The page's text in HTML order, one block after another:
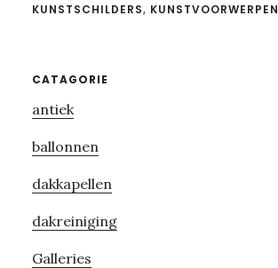
KUNSTSCHILDERS, KUNSTVOORWERPEN
Primary
Sidebar
CATAGORIE
antiek
ballonnen
dakkapellen
dakreiniging
Galleries